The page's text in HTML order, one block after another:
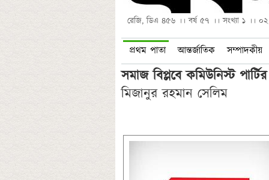
রেজি, ডিএ ৪৫৬ ।। বর্ষ ৫৭ ।। সংখ্যা ১ ।।
প্রথম পাতা আন্তর্জাতিক সম্পাদকীয়
সমাজ বিপ্লবে কমিউনিস্ট
মিজানুর রহমান সেলিম